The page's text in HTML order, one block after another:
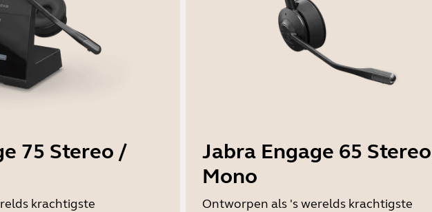
75 Stereo /
krachtigste
Jabra Engage 65
Mono
Ontworpen als 's werelds krachtigste